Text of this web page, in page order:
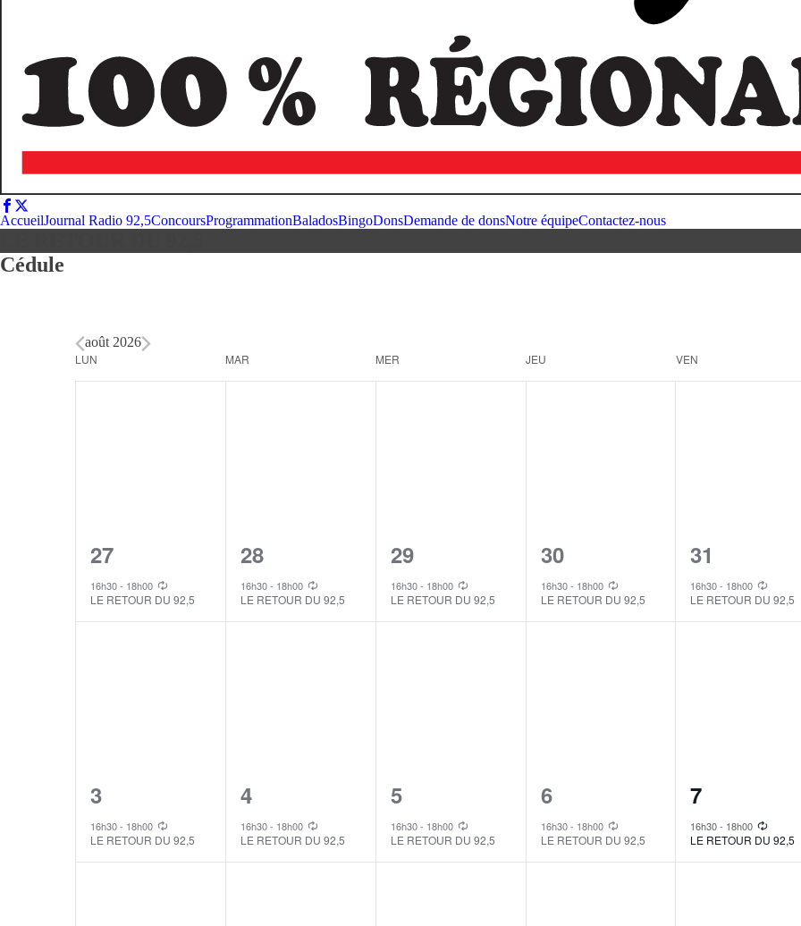
AccueilJournal Radio 92,5ConcoursProgrammationBaladosBingoDonsDemande de donsNotre équipeContactez-nous
Cédule
août 2026
Calendar
of
LUN MAR MER JEU VEN
1
event,
27
16h30- 18h00
LE RETOUR DU 92,5
1
event,
28
16h30- 18h00
LE RETOUR DU 92,5
1
event,
29
16h30- 18h00
LE RETOUR DU 92,5
1
event,
30
16h30- 18h00
LE RETOUR DU 92,5
1
event,
31
16h30- 18h00
LE RETOUR DU 92,5
1
event,
3
16h30- 18h00
LE RETOUR DU 92,5
1
event,
4
16h30- 18h00
LE RETOUR DU 92,5
1
event,
5
16h30- 18h00
LE RETOUR DU 92,5
1
event,
6
16h30- 18h00
LE RETOUR DU 92,5
1
event,
7
16h30- 18h00
LE RETOUR DU 92,5